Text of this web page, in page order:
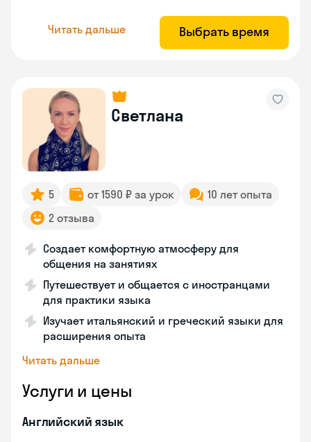
Читать дальше Выбрать время
Светлана
5 от 1590 ₽ за урок
10 лет опыта
2 отзыва
Создает комфортную атмосферу для
общения на занятиях
Путешествует и общается с иностранцами
для практики языка
Изучает итальянский и греческий языки для
расширения опыта
Читать дальше
Услуги и цены
Английский язык